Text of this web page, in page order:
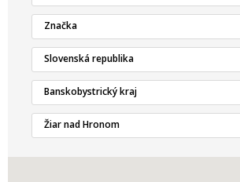
Značka
Slovenská republika
Banskobystrický kraj
Žiar nad Hronom